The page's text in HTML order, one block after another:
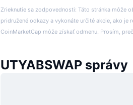
Zrieknutie sa zodpovednosti: Táto stránka môže
pridružené odkazy a vykonáte určité akcie, ako
CoinMarketCap môže získať odmenu. Prosím,
UTYABSWAP správy